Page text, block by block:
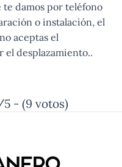
damos por teléfono
o instalación, el
aceptas el
el desplazamiento..
- (9 votos)